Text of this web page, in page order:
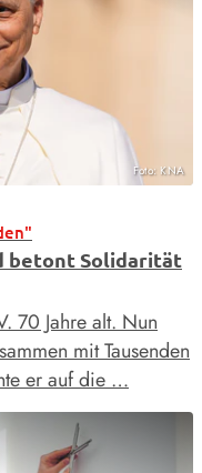
Foto: KNA
betont Solidarität
70 Jahre alt. Nun
mit Tausenden
er auf die …